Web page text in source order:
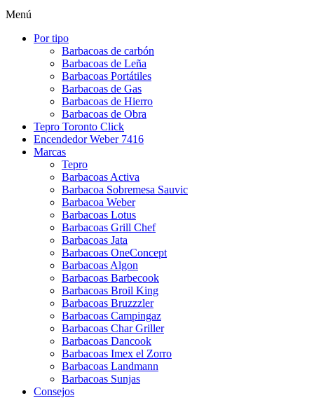
Menú
Por tipo
Barbacoas de carbón
Barbacoas de Leña
Barbacoas Portátiles
Barbacoas de Gas
Barbacoas de Hierro
Barbacoas de Obra
Tepro Toronto Click
Encendedor Weber 7416
Marcas
Tepro
Barbacoas Activa
Barbacoa Sobremesa Sauvic
Barbacoa Weber
Barbacoas Lotus
Barbacoas Grill Chef
Barbacoas Jata
Barbacoas OneConcept
Barbacoas Algon
Barbacoas Barbecook
Barbacoas Broil King
Barbacoas Bruzzzler
Barbacoas Campingaz
Barbacoas Char Griller
Barbacoas Dancook
Barbacoas Imex el Zorro
Barbacoas Landmann
Barbacoas Sunjas
Consejos